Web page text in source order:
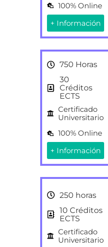
100% Online
+ Información
750 Horas
30
Créditos
ECTS
Certificado
Universitario
100% Online
+ Información
250 horas
10 Créditos
ECTS
Certificado
Universitario